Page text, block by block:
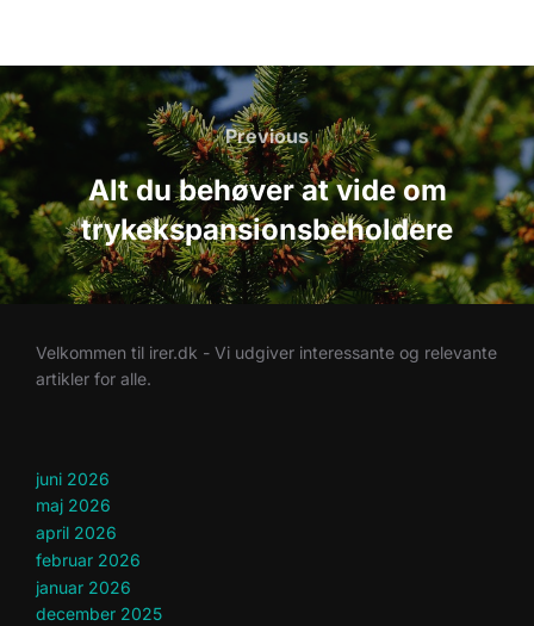
Indlægsnavigation
Previous
Previous
Alt du behøver at vide om
trykekspansionsbeholdere
Velkommen til irer.dk - Vi udgiver interessante og relevante
artikler for alle.
juni 2026
maj 2026
april 2026
februar 2026
januar 2026
december 2025